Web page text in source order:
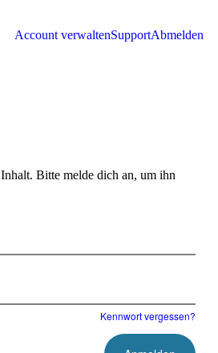
Account verwaltenSupportAbmelden
Bitte melde dich an, um ihn
Kennwort vergessen?